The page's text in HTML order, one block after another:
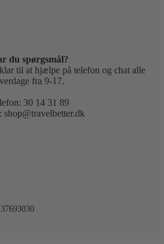
du spørgsmål?
til at hjælpe på telefon og chat alle
fra 9-17.
30 14 31 89
shop@travelbetter.dk